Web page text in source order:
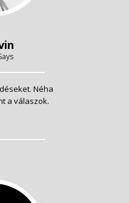
Néha
a válaszok.